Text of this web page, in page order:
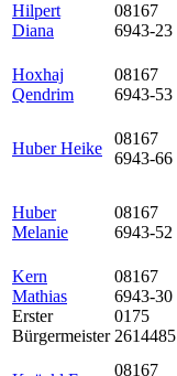
Hilpert
Diana
08167
6943-23
Hoxhaj
Qendrim
08167
6943-53
Huber Heike
08167
6943-66
Huber
Melanie
08167
6943-52
Kern
Mathias
Erster
Bürgermeister
08167
6943-30
0175
2614485
08167